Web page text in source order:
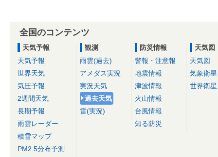
全国のコンテンツ
天気予報
天気予報
世界天気
気圧予報
2週間天気
長期予報
雨雲レーダー
積雪マップ
PM2.5分布予測
観測
雨雲(過去)
アメダス実況
実況天気
過去天気
雷(実況)
防災情報
警報・注意報
地震情報
津波情報
火山情報
台風情報
知る防災
天気図
天気図
気象衛星
世界衛星